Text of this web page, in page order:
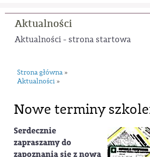
Aktualności
Aktualności - strona startowa
Strona główna »
Aktualności »
Nowe terminy
Serdecznie
zapraszamy do
zapoznania się z nową